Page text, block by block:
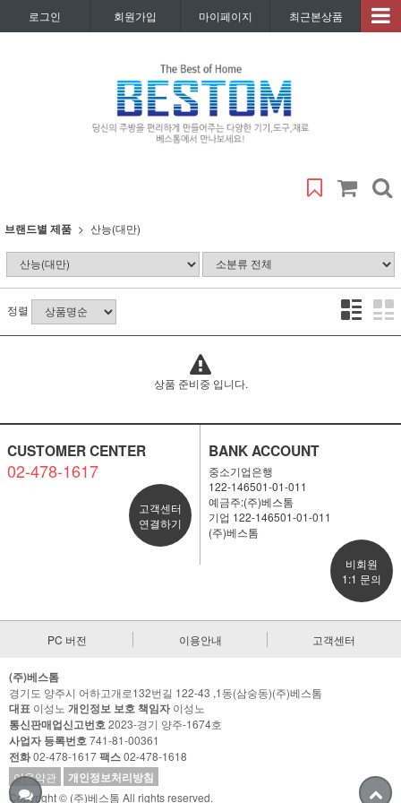
로그인 회원가입 마이페이지 최근본상품
브랜드별 제품 산능(대만)
정렬
상품 준비중 입니다.
CUSTOMER CENTER
02-478-1617
고객센터
연결하기
BANK ACCOUNT
중소기업은행
122-146501-01-011
예금주:(주)베스톰
기업 122-146501-01-011
(주)베스톰
비회원
1:1 문의
PC 버전 이용안내 고객센터
(주)베스톰
경기도 양주시 어하고개로132번길 122-43 ,1동(삼숭동)(주)베스톰
대표 이성노 개인정보 보호 책임자이성노
통신판매업신고번호2023-경기 양주-1674호
사업자 등록번호741-81-00361
전화02-478-1617팩스02-478-1618
이용약관
개인정보처리방침
Copyright © (주)베스톰 All rights reserved.